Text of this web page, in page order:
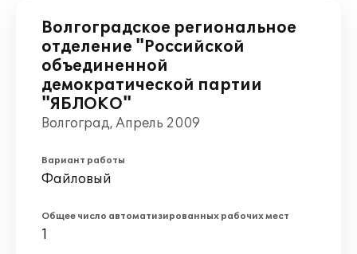
Волгоградское региональное
отделение "Российской
объединенной
демократической партии
"ЯБЛОКО"
Волгоград, Апрель 2009
Вариант работы
Файловый
Общее число автоматизированных рабочих мест
1